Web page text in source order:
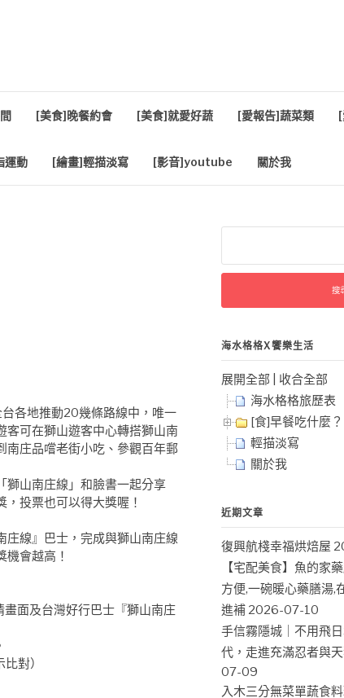
[美食]晚餐約會 [美食]就愛好蔬 [愛報告]蔬菜類
運動 [繪畫]輕描淡寫 [影音]youtube 關於我
各地推動20幾條路線中，唯一
客可在獅山遊客中心轉搭獅山南
南庄品嚐老街小吃、參觀百年郵
獅山南庄線」和臉書一起分享
投票也可以得大獎喔！
庄線』巴士，完成與獅山南庄線
會越高！
面及台灣好行巴士『獅山南庄
對）
關
字:
海水格格X饗樂生活
展開全部
收合全部
海水格格旅歷表
[食]早餐吃什麼？
輕描淡寫
關於我
近期文章
復興航棧幸福烘焙屋
【宅配美食】魚的家
方便,一碗暖心藥膳湯,
進補 2026-07-10
手信霧隱城｜不用飛
代，走進充滿忍者與
07-09
入木三分無菜單蔬食